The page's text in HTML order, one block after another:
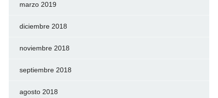
marzo 2019
diciembre 2018
noviembre 2018
septiembre 2018
agosto 2018